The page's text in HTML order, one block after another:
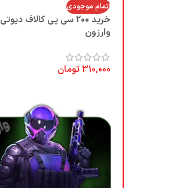
اتمام موجودی
خرید 200 سی پی کالاف دیوتی
وارزون
310,000تومان